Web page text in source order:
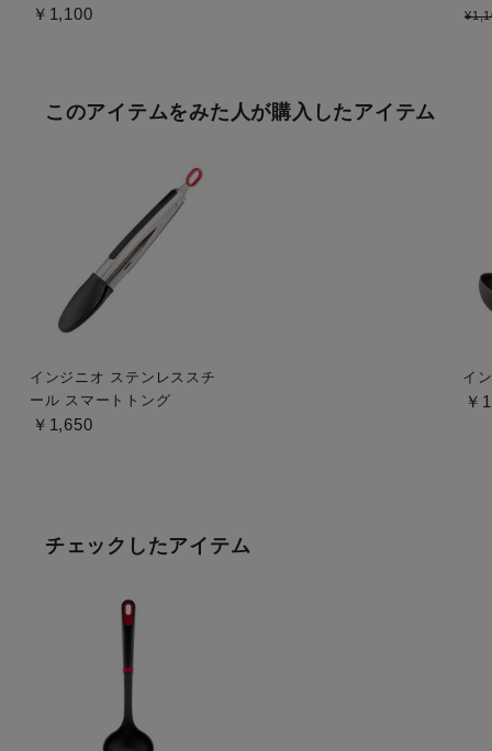
￥1,100
このアイテムをみた人が購入したアイテム
インジニオ ステンレススチ
ール スマートトング
￥1,650
イ
￥
チェックしたアイテム